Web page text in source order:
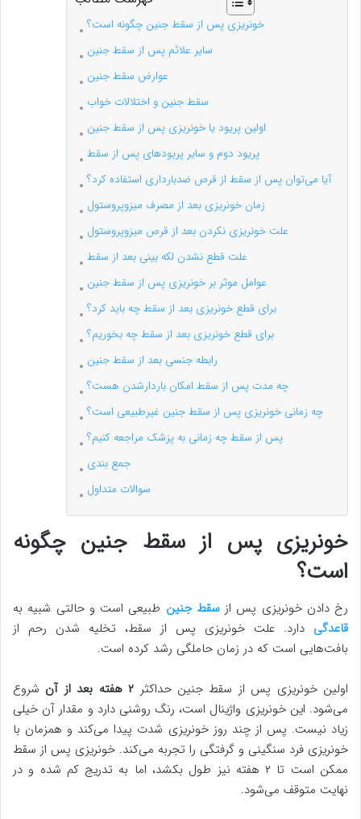
خونریزی پس از سقط جنین چگونه است؟
سایر علائم پس از سقط جنین
عوارض سقط جنین
سقط جنین و اختلالات خواب
اولین پریود یا خونریزی پس از سقط جنین
پریود دوم و سایر پریودهای پس از سقط
آیا می‌توان پس از سقط از قرص ضدبارداری استفاده کرد؟
زمان خونریزی بعد از مصرف میزوپروستول
علت خونریزی نکردن بعد از قرص میزوپروستول
علت قطع نشدن لکه بینی بعد از سقط
عوامل موثر بر خونریزی پس از سقط جنین
برای قطع خونریزی بعد از سقط چه باید کرد؟
برای قطع خونریزی بعد از سقط چه بخوریم؟
رابطه جنسی بعد از سقط جنین
چه مدت پس از سقط امکان باردارشدن هست؟
چه زمانی خونریزی پس از سقط جنین غیرطبیعی است؟
پس از سقط چه زمانی به پزشک مراجعه کنیم؟
جمع بندی
سوالات متداول
خونریزی پس از سقط جنین چگونه
است؟
رخ دادن خونریزی پس ازسقط جنین طبیعی است و حالتی شبیه به
قاعدگی دارد. علت خونریزی پس از سقط، تخلیه شدن رحم از
بافت‌هایی است که در زمان حاملگی رشد کرده است.
اولین خونریزی پس از سقط جنین حداکثر ۲ هفته بعد از آن
شروع
می‌شود. این خونریزی واژینال است، رنگ روشنی دارد و مقدار آن خیلی
زیاد نیست. پس از چند روز خونریزی شدت پیدا می‌کند و همزمان با
خونریزی فرد سنگینی و گرفتگی را تجربه می‌کند. خونریزی پس از سقط
ممکن است تا ۲ هفته نیز طول بکشد، اما به تدریج کم شده و در
نهایت متوقف می‌شود.